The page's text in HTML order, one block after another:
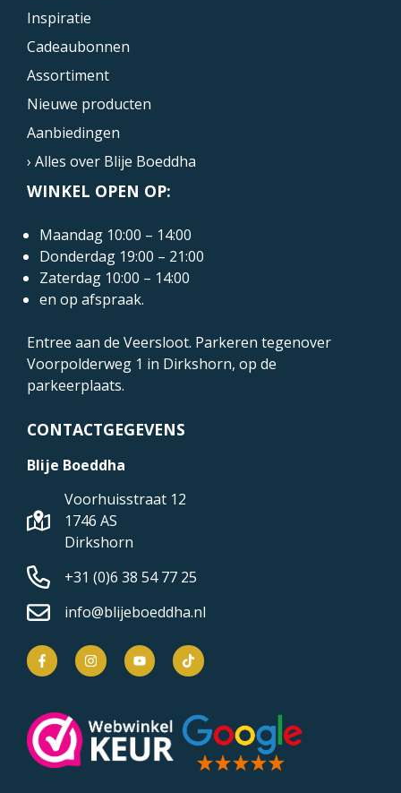
Inspiratie
Cadeaubonnen
Assortiment
Nieuwe producten
Aanbiedingen
› Alles over Blije Boeddha
WINKEL OPEN OP:
Maandag 10:00 – 14:00
Donderdag 19:00 – 21:00
Zaterdag 10:00 – 14:00
en op afspraak.
Entree aan de Veersloot. Parkeren tegenover
Voorpolderweg 1 in Dirkshorn, op de
parkeerplaats.
CONTACTGEGEVENS
Blije Boeddha
Voorhuisstraat 12
1746 AS
Dirkshorn
+31 (0)6 38 54 77 25
info@blijeboeddha.nl